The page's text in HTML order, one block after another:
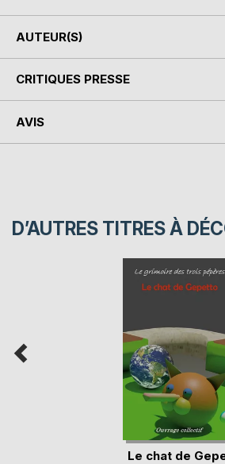
AUTEUR(S)
CRITIQUES PRESSE
AVIS
D’AUTRES TITRES À
Le chat de